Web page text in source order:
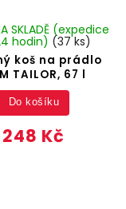
koš na prádlo
TAILOR, 67 l
SKLADĚ (expedice
hodin) (37 ks)
248 Kč
Do košíku